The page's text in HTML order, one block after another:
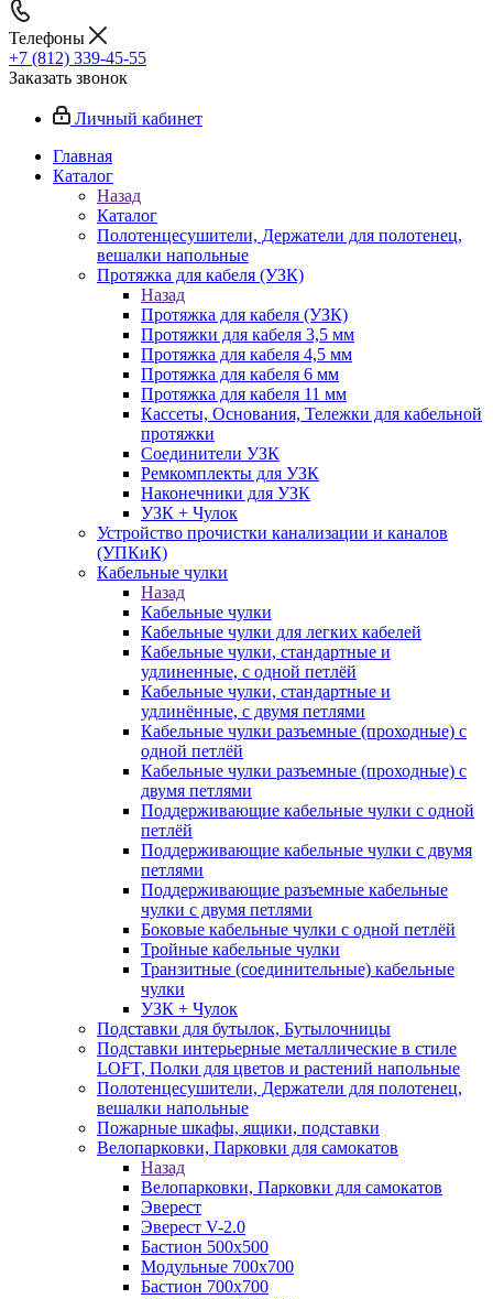
Телефоны
+7 (812) 339-45-55
Заказать звонок
Личный кабинет
Главная
Каталог
Назад
Каталог
Полотенцесушители, Держатели для полотенец,
вешалки напольные
Протяжка для кабеля (УЗК)
Назад
Протяжка для кабеля (УЗК)
Протяжки для кабеля 3,5 мм
Протяжка для кабеля 4,5 мм
Протяжка для кабеля 6 мм
Протяжка для кабеля 11 мм
Кассеты, Основания, Тележки для кабельной
протяжки
Соединители УЗК
Ремкомплекты для УЗК
Наконечники для УЗК
УЗК + Чулок
Устройство прочистки канализации и каналов
(УПКиК)
Кабельные чулки
Назад
Кабельные чулки
Кабельные чулки для легких кабелей
Кабельные чулки, стандартные и
удлиненные, с одной петлёй
Кабельные чулки, стандартные и
удлинённые, с двумя петлями
Кабельные чулки разъемные (проходные) с
одной петлёй
Кабельные чулки разъемные (проходные) с
двумя петлями
Поддерживающие кабельные чулки с одной
петлёй
Поддерживающие кабельные чулки с двумя
петлями
Поддерживающие разъемные кабельные
чулки с двумя петлями
Боковые кабельные чулки с одной петлёй
Тройные кабельные чулки
Транзитные (соединительные) кабельные
чулки
УЗК + Чулок
Подставки для бутылок, Бутылочницы
Подставки интерьерные металлические в стиле
LOFT, Полки для цветов и растений напольные
Полотенцесушители, Держатели для полотенец,
вешалки напольные
Пожарные шкафы, ящики, подставки
Велопарковки, Парковки для самокатов
Назад
Велопарковки, Парковки для самокатов
Эверест
Эверест V-2.0
Бастион 500х500
Модульные 700х700
Бастион 700х700